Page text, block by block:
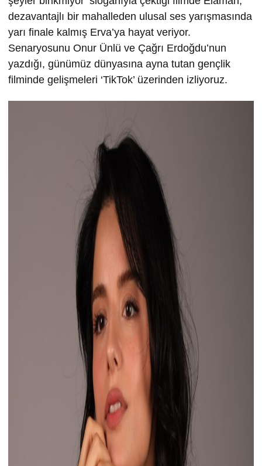
dezavantajlı bir mahalleden ulusal ses yarışmasında
yarı finale kalmış Erva’ya hayat veriyor.
Senaryosunu Onur Ünlü ve Çağrı Erdoğdu’nun
yazdığı, günümüz dünyasına ayna tutan gençlik
filminde gelişmeleri ‘TikTok’ üzerinden izliyoruz.